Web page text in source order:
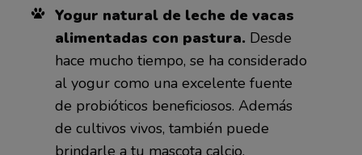
Yogur natural de leche de vacas
alimentadas con pastura. Desde
hace mucho tiempo, se ha considerado
al yogur como una excelente fuente
de probióticos beneficiosos. Además
de cultivos vivos, también puede
brindarle a tu mascota calcio,